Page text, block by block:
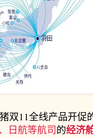
双11全线产品开促
日航等航司的经济